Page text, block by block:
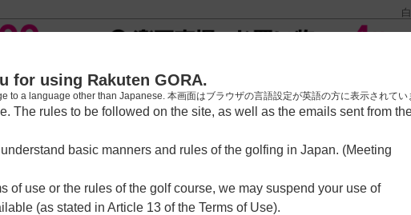
閲覧履歴
お気に
for using Rakuten GORA.
a language other than Japanese. 本画面はブラウザの言語設定が英語の方に表示されてい
The rules to be followed on the site, as well as the emails sent from
basic manners and rules of the golfing in Japan. (Meeting
of use or the rules of the golf course, we may suspend your use of
(as stated in Article 13 of the Terms of Use).